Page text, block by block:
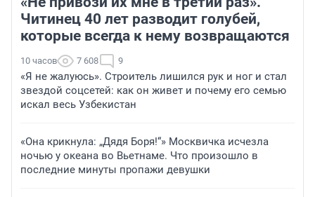
Читинец 40 лет разводит голубей,
которые всегда к нему возвращаются
10 часов 7 608 9
«Я не жалуюсь». Строитель лишился рук и ног и стал
звездой соцсетей: как он живет и почему его семью
искал весь Узбекистан
«Она крикнула: „Дядя Боря!“» Москвичка исчезла
ночью у океана во Вьетнаме. Что произошло в
последние минуты пропажи девушки